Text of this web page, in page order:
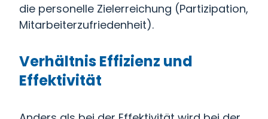
die personelle Zielerreichung (Partizipation,
Mitarbeiterzufriedenheit).
Verhältnis Effizienz und
Effektivität